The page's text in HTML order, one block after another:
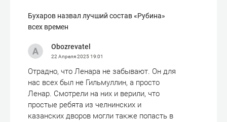
Бухаров назвал лучший состав «Рубина»
всех времен
Obozrevatel
22 Апреля 202519:01
Отрадно, что Ленара не забывают. Он для
нас всех был не Гильмуллин, а просто
Ленар. Смотрели на них и верили, что
простые ребята из челнинских и
казанских дворов могли также попасть в